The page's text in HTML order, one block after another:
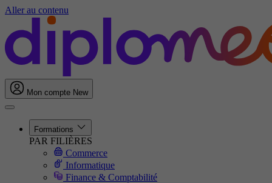
Aller au contenu
Mon compte New
Formations
PAR FILIÈRES
Commerce
Informatique
Finance & Comptabilité